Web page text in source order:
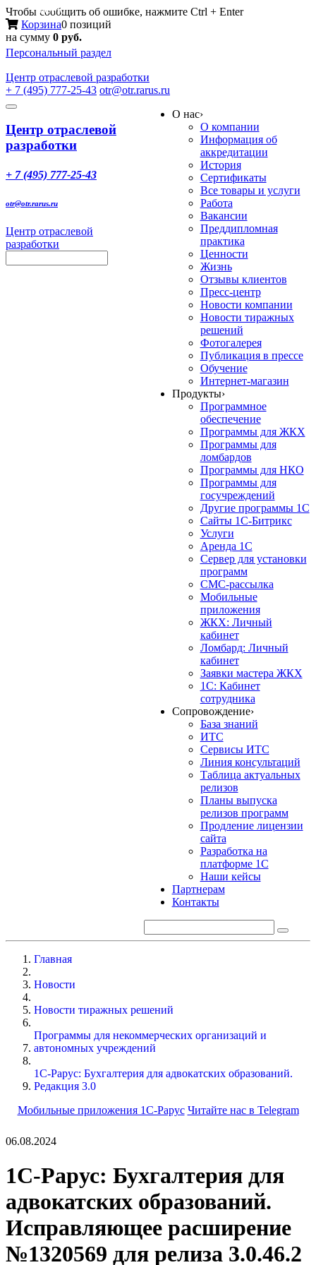
Чтобы сообщить об ошибке, нажмите Ctrl + Enter
Корзина0 позиций
на сумму 0 руб.
Персональный раздел
Центр отраслевой разработки
+ 7 (495) 777-25-43 otr@otr.rarus.ru
Toggle
Меню
Центр отраслевой
разработки
+ 7 (495) 777-25-43
otr@otr.rarus.ru
Центр отраслевой
разработки
О нас›
О компании
Информация об
аккредитации
История
Сертификаты
Все товары и услуги
Работа
Вакансии
Преддипломная
практика
Ценности
Жизнь
Отзывы клиентов
Пресс-центр
Новости компании
Новости тиражных
решений
Фотогалерея
Публикация в прессе
Обучение
Интернет-магазин
Продукты›
Программное
обеспечение
Программы для ЖКХ
Программы для
ломбардов
Программы для НКО
Программы для
госучреждений
Другие программы 1С
Сайты 1С-Битрикс
Услуги
Аренда 1С
Сервер для установки
программ
СМС-рассылка
Мобильные
приложения
ЖКХ: Личный
кабинет
Ломбард: Личный
кабинет
Заявки мастера ЖКХ
1С: Кабинет
сотрудника
Сопровождение›
База знаний
ИТС
Сервисы ИТС
Линия консультаций
Таблица актуальных
релизов
Планы выпуска
релизов программ
Продление лицензии
сайта
Разработка на
платформе 1С
Наши кейсы
Партнерам
Контакты
Главная
Новости
Новости тиражных решений
Программы для некоммерческих организаций и
автономных учреждений
1С-Рарус: Бухгалтерия для адвокатских образований.
Редакция 3.0
Мобильные приложения 1С-Рарус Читайте нас в Telegram
06.08.2024
1С-Рарус: Бухгалтерия для
адвокатских образований.
Исправляющее расширение
№1320569 для релиза 3.0.46.2